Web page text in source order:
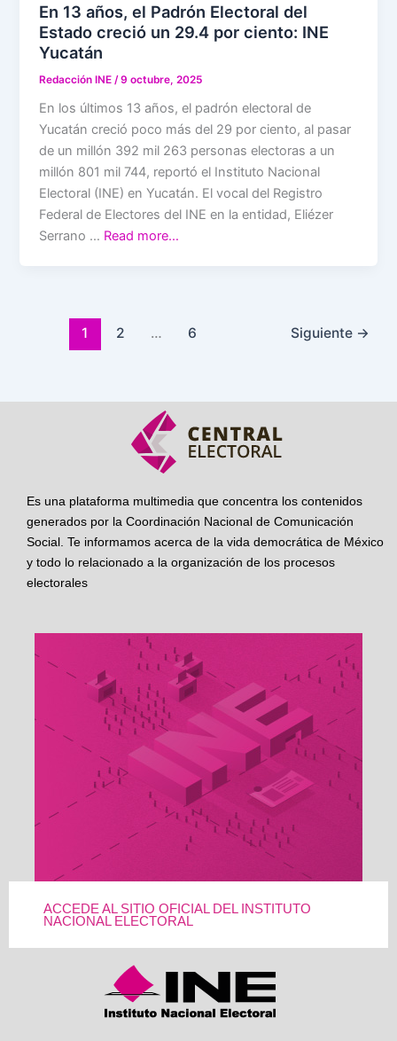
En 13 años, el Padrón Electoral del
Estado creció un 29.4 por ciento: INE
Yucatán
Redacción INE /9 octubre, 2025
En los últimos 13 años, el padrón electoral de
Yucatán creció poco más del 29 por ciento, al pasar
de un millón 392 mil 263 personas electoras a un
millón 801 mil 744, reportó el Instituto Nacional
Electoral (INE) en Yucatán. El vocal del Registro
Federal de Electores del INE en la entidad, Eliézer
Serrano … Read more…
1 2 … 6 Siguiente →
Es una plataforma multimedia que concentra los contenidos
generados por la Coordinación Nacional de Comunicación
Social. Te informamos acerca de la vida democrática de México
y todo lo relacionado a la organización de los procesos
electorales
ACCEDE AL SITIO OFICIAL DEL INSTITUTO
NACIONAL ELECTORAL